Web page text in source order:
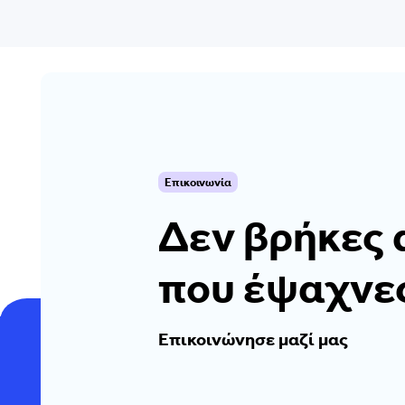
Επικοινωνία
Δεν βρήκες
που
Επικοινώνησε μαζί μας